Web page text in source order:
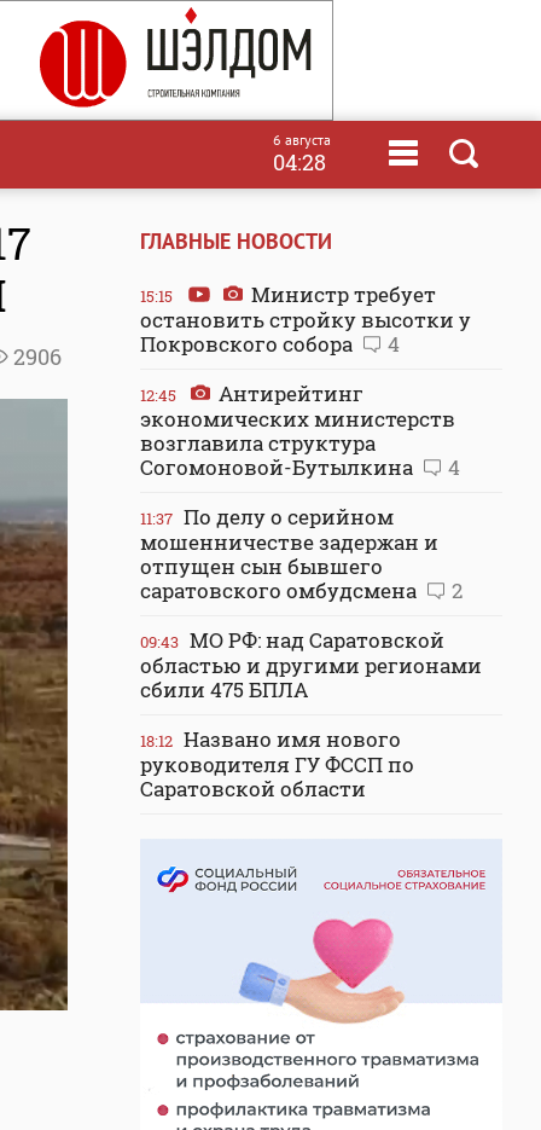
6 августа
04:28
2906
ГЛАВНЫЕ НОВОСТИ
15:15
Министр требует
остановить стройку высотки у
Покровского собора
4
12:45
Антирейтинг
экономических министерств
возглавила структура
Согомоновой-Бутылкина
4
11:37 По делу о серийном
мошенничестве задержан и
отпущен сын бывшего
саратовского омбудсмена
2
09:43 МО РФ: над Саратовской
областью и другими регионами
сбили 475 БПЛА
18:12 Названо имя нового
руководителя ГУ ФССП по
Саратовской области